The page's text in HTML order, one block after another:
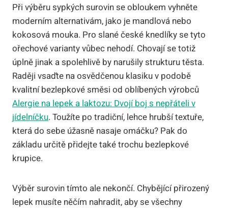
Při výběru sypkých surovin se obloukem vyhněte
moderním alternativám, jako je mandlová nebo
kokosová mouka. Pro slané české knedlíky se tyto
ořechové varianty vůbec nehodí. Chovají se totiž
úplně jinak a spolehlivě by narušily strukturu těsta.
Raději vsaďte na osvědčenou klasiku v podobě
kvalitní bezlepkové směsi od oblíbených výrobců
Alergie na lepek a laktozu: Dvojí boj s nepřáteli v
jídelníčku. Toužíte po tradiční, lehce hrubší textuře,
která do sebe úžasně nasaje omáčku? Pak do
základu určitě přidejte také trochu bezlepkové
krupice.
Výběr surovin tímto ale nekončí. Chybějící přirozený
lepek musíte něčím nahradit, aby se všechny